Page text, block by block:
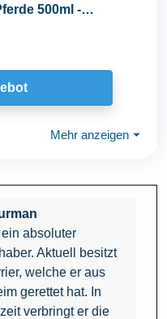
500ml -
Mehr anzeigen ⏷
absoluter
Aktuell besitzt
welche er aus
gerettet hat. In
verbringt er die